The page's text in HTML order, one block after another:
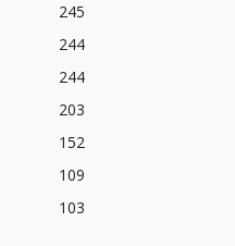
245
244
244
203
152
109
103